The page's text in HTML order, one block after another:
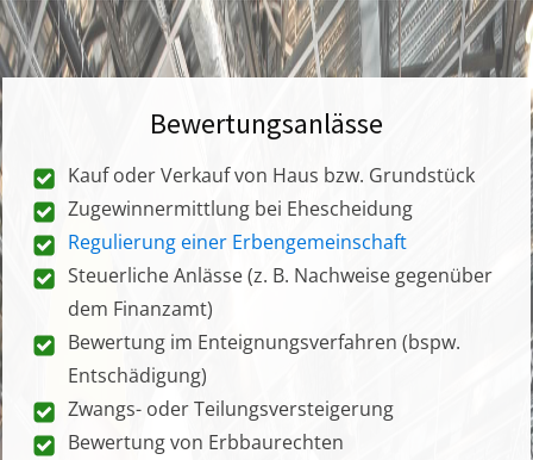
Bewertungsanlässe
Kauf oder Verkauf von Haus bzw. Grundstück
Zugewinnermittlung bei Ehescheidung
Regulierung einer Erbengemeinschaft
Steuerliche Anlässe (z. B. Nachweise gegenüber
dem Finanzamt)
Bewertung im Enteignungsverfahren (bspw.
Entschädigung)
Zwangs- oder Teilungsversteigerung
Bewertung von Erbbaurechten